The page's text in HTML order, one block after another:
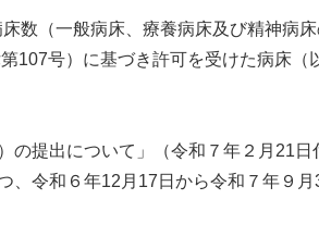
数（一般病床、療養病床及び精神病
号）に基づき許可を受けた病床（
の提出について」（令和７年２月21
令和６年12月17日から令和７年９